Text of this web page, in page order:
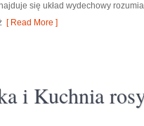
się układ wydechowy
[ Read More ]
i Kuchnia